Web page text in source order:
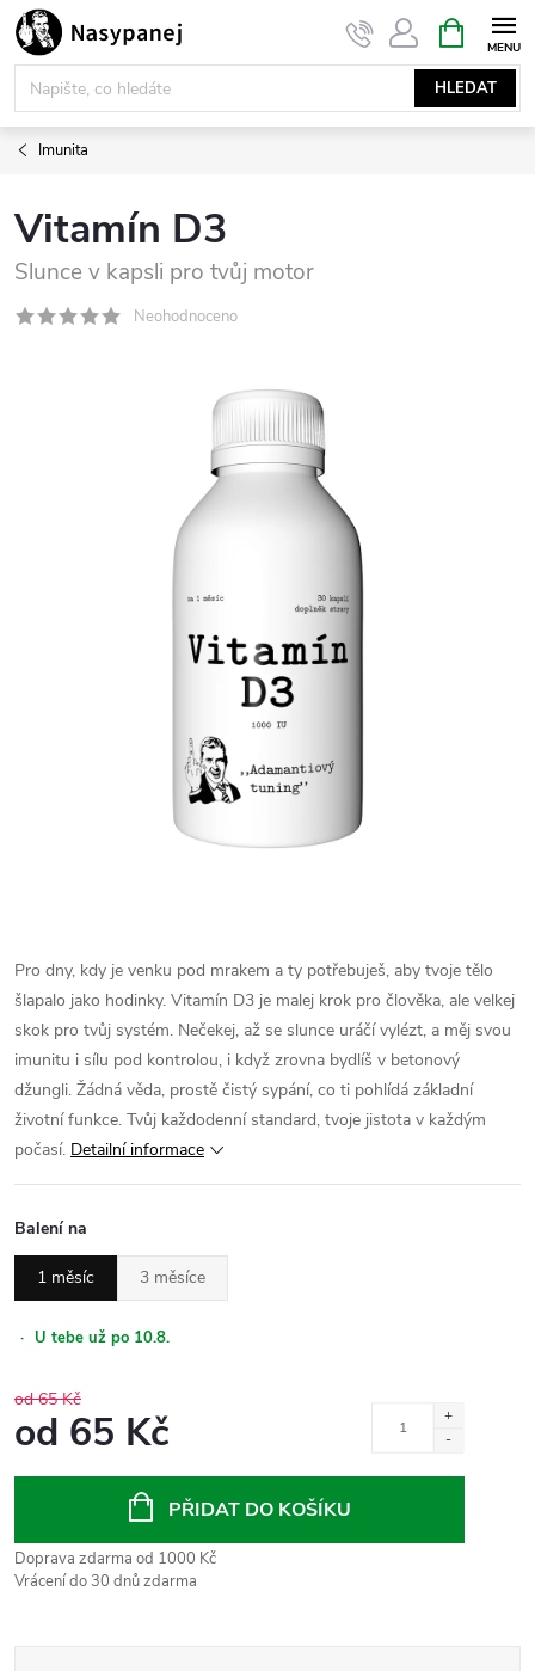
Přejít
na
obsah
HLEDAT
NÁKUPNÍ
KOŠÍK
Imunita
Vitamín D3
Slunce v kapsli pro tvůj motor
Neohodnoceno
Pro dny, kdy je venku pod mrakem a ty potřebuješ, aby tvoje tělo
šlapalo jako hodinky. Vitamín D3 je malej krok pro člověka, ale velkej
skok pro tvůj systém. Nečekej, až se slunce uráčí vylézt, a měj svou
imunitu i sílu pod kontrolou, i když zrovna bydlíš v betonový
džungli. Žádná věda, prostě čistý sypání, co ti pohlídá základní
životní funkce. Tvůj každodenní standard, tvoje jistota v každým
počasí. Detailní informace
Balení na
1 měsíc 3 měsíce
· U tebe už po 10.8.
od 65 Kč
od 65 Kč
PŘIDAT DO KOŠÍKU
Doprava zdarma od 1000 Kč
Vrácení do 30 dnů zdarma